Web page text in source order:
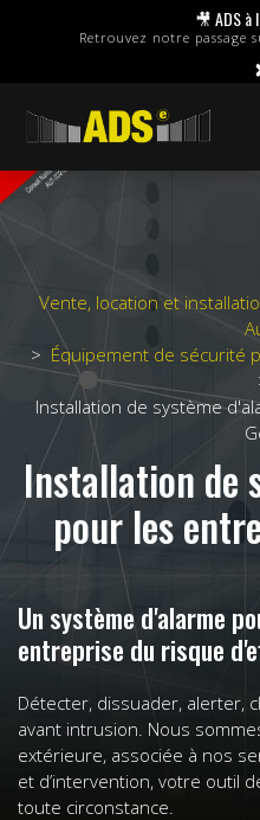
🎥 ADS à
Retrouvez notre passage
Vente, location et
Équipement de sécurité
Installation de système
Installation de
pour les
Un système d'alarme
entreprise du risque
Détecter, dissuader, alerter,
avant intrusion. Nous
extérieure, associée à nos
et d’intervention, votre outil
toute circonstance.
Panneau de gestion des